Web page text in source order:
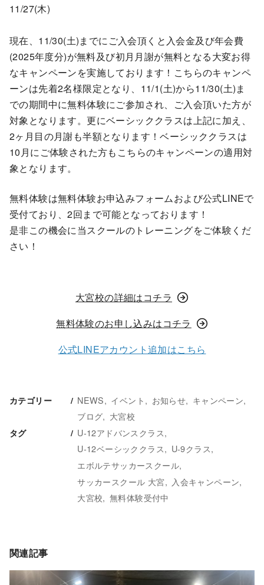
11/27(木)
現在、11/30(土)までにご入会頂くと入会金及び年会費
(2025年度分)が無料及び初月月謝が無料となる大変お得
なキャンペーンを実施しております！こちらのキャンペ
ーンは先着2名様限定となり、11/1(土)から11/30(土)ま
での期間中に無料体験にご参加され、ご入会頂いた方が
対象となります。更にベーシッククラスは上記に加え、
2ヶ月目の月謝も半額となります！ベーシッククラスは
10月にご体験された方もこちらのキャンペーンの適用対
象となります。
無料体験は無料体験お申込みフォームおよび公式LINEで
受付ており、2回まで可能となっております！
是非この機会に当スクールのトレーニングをご体験くだ
さい！
大宮校の詳細はコチラ
無料体験のお申し込みはコチラ
公式LINEアカウント追加はこちら
カテゴリー NEWS イベント お知らせ
キャンペーン
ブログ
大宮校
タグ
U-12アドバンスクラス
U-12ベーシッククラス
U-9クラス
エボルテサッカースクール
サッカースクール 大宮
入会キャンペーン
大宮校
無料体験受付中
関連記事